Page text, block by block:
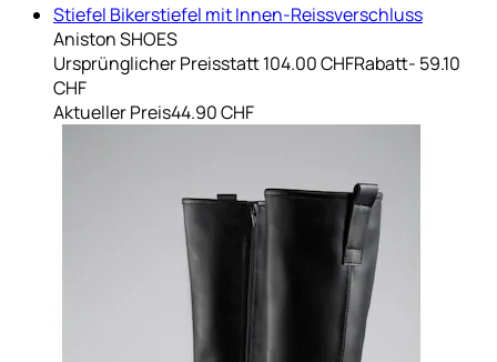
Stiefel Bikerstiefel mit Innen-Reissverschluss
Aniston SHOES
Ursprünglicher Preisstatt 104.00 CHFRabatt- 59.10
CHF
Aktueller Preis44.90 CHF